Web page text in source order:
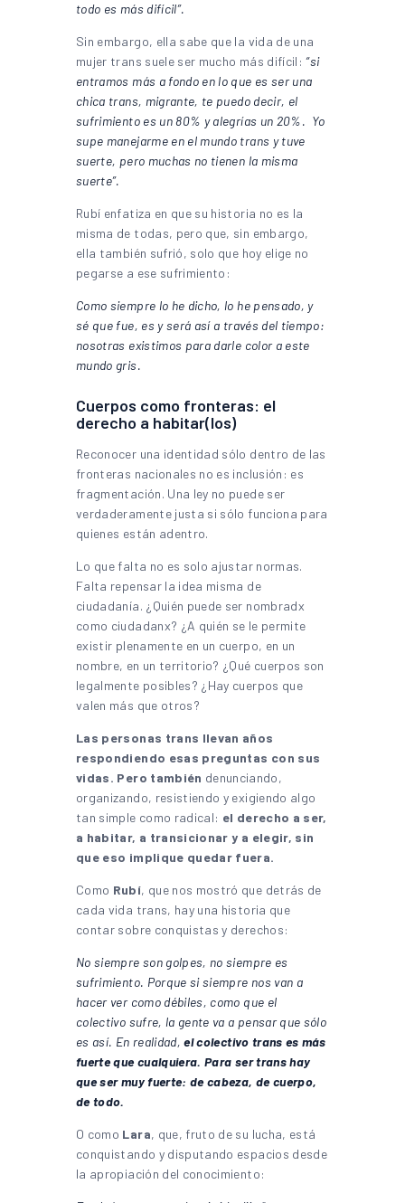
todo es más difícil”.
Sin embargo, ella sabe que la vida de una
mujer trans suele ser mucho más difícil:“si
entramos más a fondo en lo que es ser una
chica trans, migrante, te puedo decir, el
sufrimiento es un 80% y alegrías un 20%. Yo
supe manejarme en el mundo trans y tuve
suerte, pero muchas no tienen la misma
suerte”.
Rubí enfatiza en que su historia no es la
misma de todas, pero que, sin embargo,
ella también sufrió, solo que hoy elige no
pegarse a ese sufrimiento:
Como siempre lo he dicho, lo he pensado, y
sé que fue, es y será así a través del tiempo:
nosotras existimos para darle color a este
mundo gris.
Cuerpos como fronteras: el
derecho a habitar(los)
Reconocer una identidad sólo dentro de las
fronteras nacionales no es inclusión: es
fragmentación. Una ley no puede ser
verdaderamente justa si sólo funciona para
quienes están adentro.
Lo que falta no es solo ajustar normas.
Falta repensar la idea misma de
ciudadanía. ¿Quién puede ser nombradx
como ciudadanx? ¿A quién se le permite
existir plenamente en un cuerpo, en un
nombre, en un territorio? ¿Qué cuerpos son
legalmente posibles? ¿Hay cuerpos que
valen más que otros?
Las personas trans llevan años
respondiendo esas preguntas con sus
vidas. Pero también denunciando,
organizando, resistiendo y exigiendo algo
tan simple como radical: el derecho a ser,
a habitar, a transicionar y a elegir, sin
que eso implique quedar fuera.
Como Rubí, que nos mostró que detrás de
cada vida trans, hay una historia que
contar sobre conquistas y derechos:
No siempre son golpes, no siempre es
sufrimiento. Porque si siempre nos van a
hacer ver como débiles, como que el
colectivo sufre, la gente va a pensar que sólo
es así. En realidad,el colectivo trans es más
fuerte que cualquiera. Para ser trans hay
que ser muy fuerte: de cabeza, de cuerpo,
de todo.
O como Lara, que, fruto de su lucha, está
conquistando y disputando espacios desde
la apropiación del conocimiento: